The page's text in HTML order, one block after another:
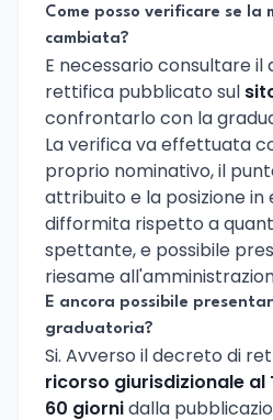
Come posso verificare se la
cambiata?
E necessario consultare il
rettifica pubblicato sul
confrontarlo con la
La verifica va effettuata
proprio nominativo, il
attribuito e la posizione in
difformita rispetto a
spettante, e possibile
riesame
E ancora possibile
graduatoria?
Si. Avverso il decreto di
ricorso giurisdizionale al
60 giornidalla